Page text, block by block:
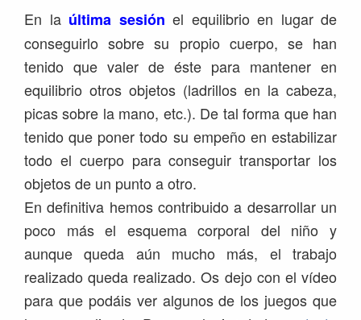
En la última sesión el equilibrio en lugar de
conseguirlo sobre su propio cuerpo, se han
tenido que valer de éste para mantener en
equilibrio otros objetos (ladrillos en la cabeza,
picas sobre la mano, etc.). De tal forma que han
tenido que poner todo su empeño en estabilizar
todo el cuerpo para conseguir transportar los
objetos de un punto a otro.
En definitiva hemos contribuido a desarrollar un
poco más el esquema corporal del niño y
aunque queda aún mucho más, el trabajo
realizado queda realizado. Os dejo con el vídeo
para que podáis ver algunos de los juegos que